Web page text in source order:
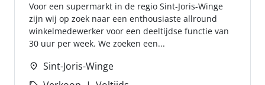
Voor een supermarkt in de regio Sint-Joris-Winge
zijn wij op zoek naar een enthousiaste allround
winkelmedewerker voor een deeltijdse functie van
30 uur per week. We zoeken een...
Sint-Joris-Winge